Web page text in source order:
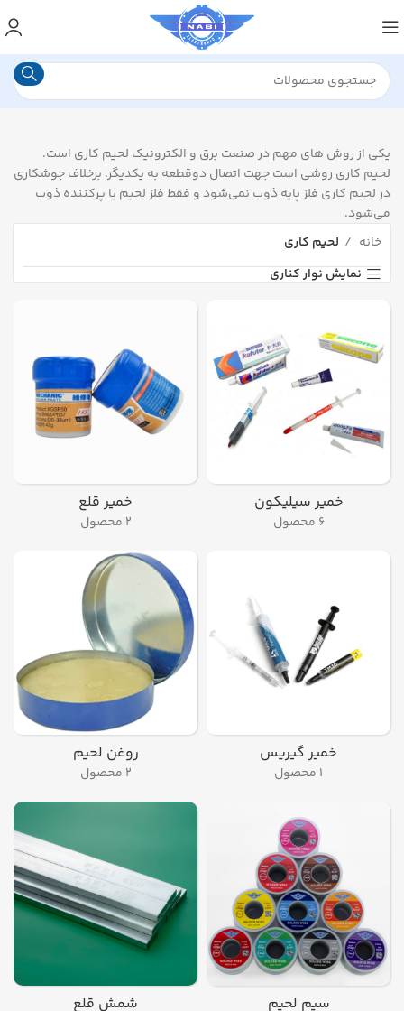
یكی از روش های مهم در صنعت برق و الكترونیک لحیم كاری است.
لحيم كاری روشی است جهت اتصال دوقطعه به یکدیگر. برخلاف جوشکاری
در لحیم کاری فلز پایه ذوب نمی‌شود و فقط فلز لحیم یا پرکننده ذوب
می‌شود.
خانه
لحیم کاری
نمایش نوار کناری
خمیر سیلیکون
۶ محصول
خمیر قلع
۲ محصول
خمیر گیریس
۱ محصول
روغن لحیم
۲ محصول
سیم لحیم شمش قلع